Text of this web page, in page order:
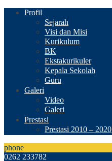
Profil
Sejarah
Visi dan Misi
Kurikulum
BK
Ekstakurikuler
Kepala Sekolah
Guru
Galeri
Video
Galeri
Prestasi
Prestasi 2010 – 2020
phone
0262 233782